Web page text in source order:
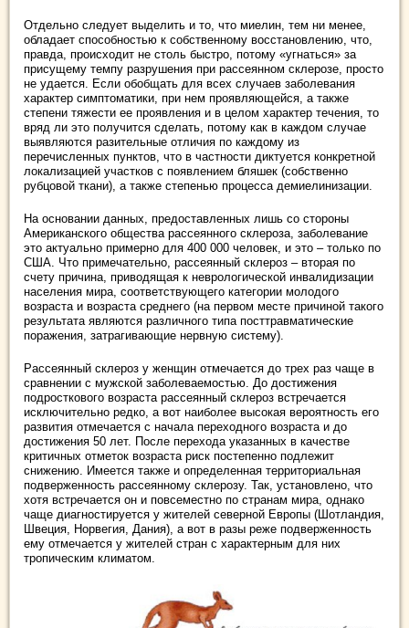
Отдельно следует выделить и то, что миелин, тем ни менее,
обладает способностью к собственному восстановлению, что,
правда, происходит не столь быстро, потому «угнаться» за
присущему темпу разрушения при рассеянном склерозе, просто
не удается. Если обобщать для всех случаев заболевания
характер симптоматики, при нем проявляющейся, а также
степени тяжести ее проявления и в целом характер течения, то
вряд ли это получится сделать, потому как в каждом случае
выявляются разительные отличия по каждому из
перечисленных пунктов, что в частности диктуется конкретной
локализацией участков с появлением бляшек (собственно
рубцовой ткани), а также степенью процесса демиелинизации.
На основании данных, предоставленных лишь со стороны
Американского общества рассеянного склероза, заболевание
это актуально примерно для 400 000 человек, и это – только по
США. Что примечательно, рассеянный склероз – вторая по
счету причина, приводящая к неврологической инвалидизации
населения мира, соответствующего категории молодого
возраста и возраста среднего (на первом месте причиной такого
результата являются различного типа посттравматические
поражения, затрагивающие нервную систему).
Рассеянный склероз у женщин отмечается до трех раз чаще в
сравнении с мужской заболеваемостью. До достижения
подросткового возраста рассеянный склероз встречается
исключительно редко, а вот наиболее высокая вероятность его
развития отмечается с начала переходного возраста и до
достижения 50 лет. После перехода указанных в качестве
критичных отметок возраста риск постепенно подлежит
снижению. Имеется также и определенная территориальная
подверженность рассеянному склерозу. Так, установлено, что
хотя встречается он и повсеместно по странам мира, однако
чаще диагностируется у жителей северной Европы (Шотландия,
Швеция, Норвегия, Дания), а вот в разы реже подверженность
ему отмечается у жителей стран с характерным для них
тропическим климатом.